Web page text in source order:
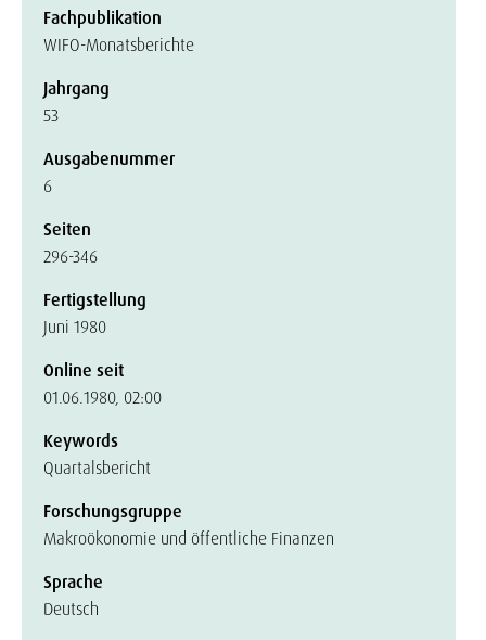
Fachpublikation
WIFO-Monatsberichte
Jahrgang
53
Ausgabenummer
6
Seiten
296-346
Fertigstellung
Juni 1980
Online seit
01.06.1980, 02:00
Keywords
Quartalsbericht
Forschungsgruppe
Makroökonomie und öffentliche Finanzen
Sprache
Deutsch